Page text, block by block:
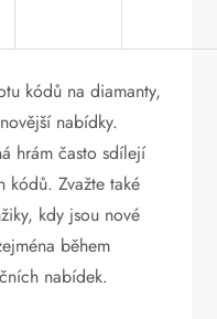
kódů na diamanty,
nabídky.
hrám často sdílejí
kódů. Zvažte také
kdy jsou nové
během
nabídek.